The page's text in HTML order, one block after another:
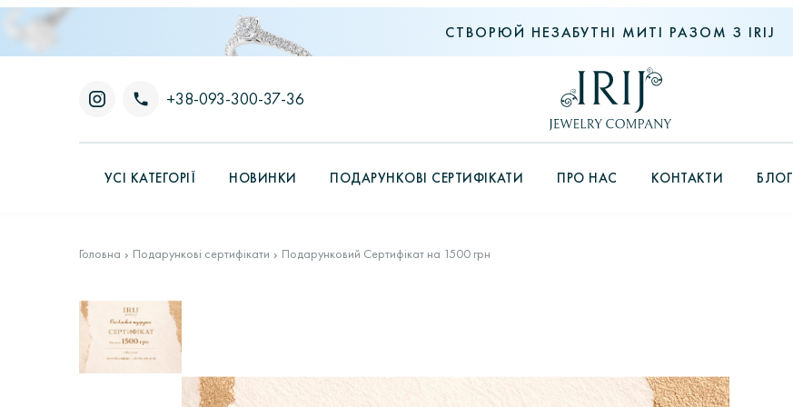
СТВОРЮЙ НЕЗАБУТНІ МИТІ РАЗОМ З IRIJ
+38-093-300-37-36
УСІ КАТЕГОРІЇ НОВИНКИ ПОДАРУНКОВІ СЕРТИФІКАТИ ПРО НАС КОНТАКТИ БЛОГ
Головна Подарункові сертифікати Подарунковий Сертифікат на 1500 грн